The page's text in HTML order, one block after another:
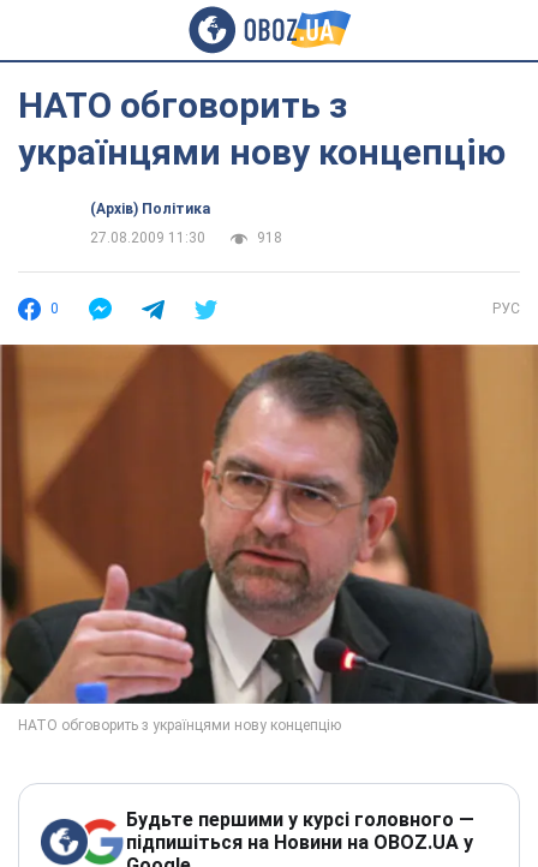
НАТО обговорить з
українцями нову концепцію
(Архів) Політика
27.08.2009 11:30
918
0 РУС
Будьте першими у курсі головного —
підпишіться на Новини на OBOZ.UA у